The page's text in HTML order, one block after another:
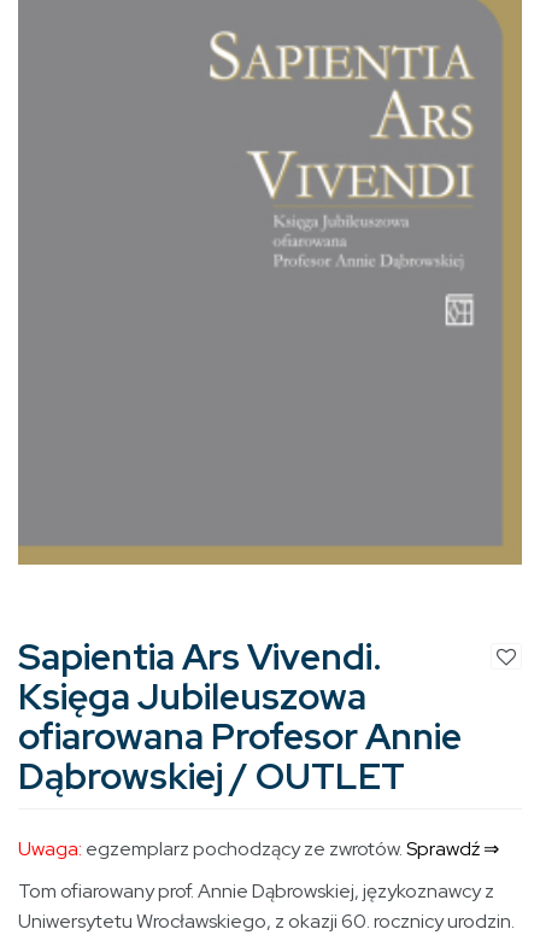
Sapientia Ars Vivendi.
Księga Jubileuszowa
ofiarowana Profesor Annie
Dąbrowskiej / OUTLET
Uwaga: egzemplarz pochodzący ze zwrotów.Sprawdź ⇒
Tom ofiarowany prof. Annie Dąbrowskiej, językoznawcy z
Uniwersytetu Wrocławskiego, z okazji 60. rocznicy urodzin.